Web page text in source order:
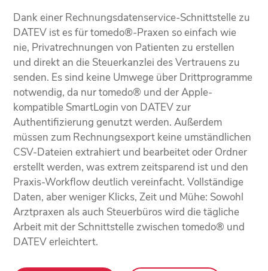
Dank einer Rechnungsdatenservice-Schnittstelle zu
DATEV ist es für tomedo®-Praxen so einfach wie
nie, Privatrechnungen von Patienten zu erstellen
und direkt an die Steuerkanzlei des Vertrauens zu
senden. Es sind keine Umwege über Drittprogramme
notwendig, da nur tomedo® und der Apple-
kompatible SmartLogin von DATEV zur
Authentifizierung genutzt werden. Außerdem
müssen zum Rechnungsexport keine umständlichen
CSV-Dateien extrahiert und bearbeitet oder Ordner
erstellt werden, was extrem zeitsparend ist und den
Praxis-Workflow deutlich vereinfacht. Vollständige
Daten, aber weniger Klicks, Zeit und Mühe: Sowohl
Arztpraxen als auch Steuerbüros wird die tägliche
Arbeit mit der Schnittstelle zwischen tomedo® und
DATEV erleichtert.